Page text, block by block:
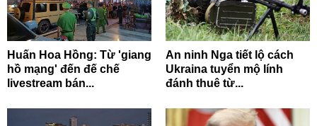
Huấn Hoa Hồng: Từ 'giang
hồ mạng' đến đế chế
livestream bán...
An ninh Nga tiết lộ cách
Ukraina tuyển mộ lính
đánh thuê từ...